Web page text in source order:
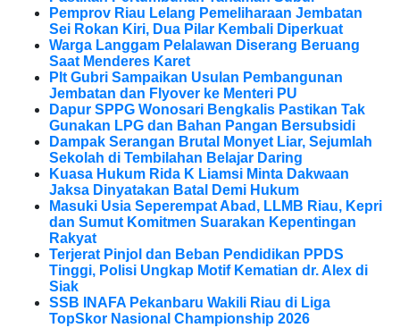
Pemprov Riau Lelang Pemeliharaan Jembatan
Sei Rokan Kiri, Dua Pilar Kembali Diperkuat
Warga Langgam Pelalawan Diserang Beruang
Saat Menderes Karet
Plt Gubri Sampaikan Usulan Pembangunan
Jembatan dan Flyover ke Menteri PU
Dapur SPPG Wonosari Bengkalis Pastikan Tak
Gunakan LPG dan Bahan Pangan Bersubsidi
Dampak Serangan Brutal Monyet Liar, Sejumlah
Sekolah di Tembilahan Belajar Daring
Kuasa Hukum Rida K Liamsi Minta Dakwaan
Jaksa Dinyatakan Batal Demi Hukum
Masuki Usia Seperempat Abad, LLMB Riau, Kepri
dan Sumut Komitmen Suarakan Kepentingan
Rakyat
Terjerat Pinjol dan Beban Pendidikan PPDS
Tinggi, Polisi Ungkap Motif Kematian dr. Alex di
Siak
SSB INAFA Pekanbaru Wakili Riau di Liga
TopSkor Nasional Championship 2026